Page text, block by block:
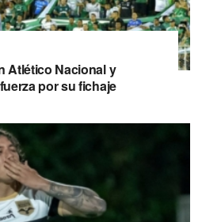
Atlético Nacional y
por su fichaje